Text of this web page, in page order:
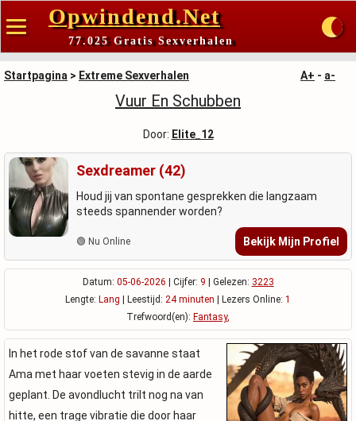
Opwindend.Net
77.025 Gratis Sexverhalen
Startpagina > Extreme Sexverhalen A+ - a-
Vuur En Schubben
Door: Elite_12
Sexdreamer (42)
Houd jij van spontane gesprekken die langzaam
steeds spannender worden?
🟢 Nu Online Bekijk Mijn Profiel
Datum: 05-06-2026 | Cijfer: 9 | Gelezen: 3223
Lengte: Lang | Leestijd: 24 minuten | Lezers Online: 1
Trefwoord(en): Fantasy,
In het rode stof van de savanne staat
Ama met haar voeten stevig in de aarde
geplant. De avondlucht trilt nog na van
hitte, een trage vibratie die door haar